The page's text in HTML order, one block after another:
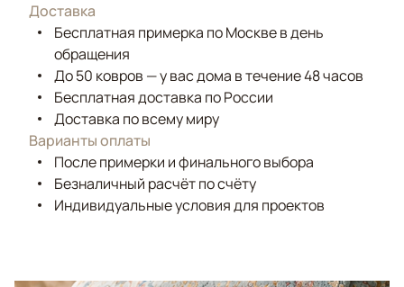
Доставка
Бесплатная примерка по Москве в день
обращения
До 50 ковров — у вас дома в течение 48 часов
Бесплатная доставка по России
Доставка по всему миру
Варианты оплаты
После примерки и финального выбора
Безналичный расчёт по счёту
Индивидуальные условия для проектов